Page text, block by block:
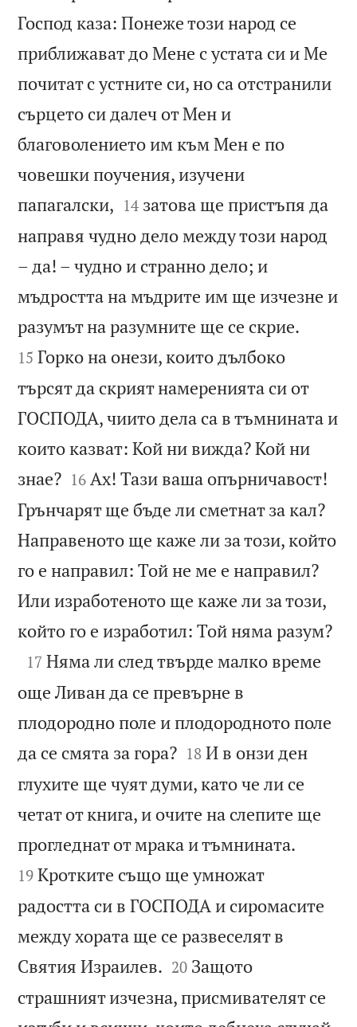
Господ каза: Понеже този народ се
приближават до Мене с устата си и Ме
почитат с устните си, но са отстранили
сърцето си далеч от Мен и
благоволението им към Мен е по
човешки поучения, изучени
папагалски, 

14 затова ще пристъпя да
направя чудно дело между този народ
– да! – чудно и странно дело; и
мъдростта на мъдрите им ще изчезне и
разумът на разумните ще се скрие.
15 Горко на онези, които дълбоко
търсят да скрият намеренията си от
ГОСПОДА, чиито дела са в тъмнината и
които казват: Кой ни вижда? Кой ни
знае?
16 Ах! Тази ваша опърничавост!
Грънчарят ще бъде ли сметнат за кал?
Направеното ще каже ли за този, който
го е направил: Той не ме е направил?
Или изработеното ще каже ли за този,
който го е изработил: Той няма разум?

17 Няма ли след твърде малко време
още Ливан да се превърне в
плодородно поле и плодородното поле
да се смята за гора?
18 И в онзи ден
глухите ще чуят думи, като че ли се
четат от книга, и очите на слепите ще
прогледнат от мрака и тъмнината.
19 Кротките също ще умножат
радостта си в ГОСПОДА и сиромасите
между хората ще се развеселят в
Святия Израилев. 

20 Защото
страшният изчезна, присмивателят се